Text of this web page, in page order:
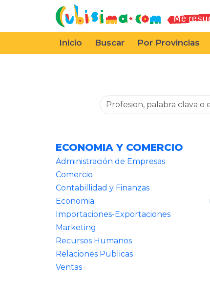
Inicio Buscar Por Provincias
ECONOMIA Y COMERCIO
Administración de Empresas
Comercio
Contabillidad y Finanzas
Economia
Importaciones-Exportaciones
Marketing
Recursos Humanos
Relaciones Publicas
Ventas